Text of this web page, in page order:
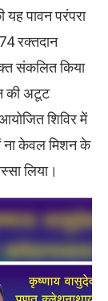
यह पावन परंपरा
रक्तदान
संकलित किया
की अटूट
शिविर में
ना केवल मिशन के
लिया।